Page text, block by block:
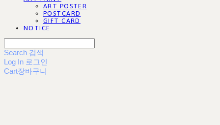
ART POSTER
POSTCARD
GIFT CARD
NOTICE
Search 검색
Log In 로그인
Cart장바구니